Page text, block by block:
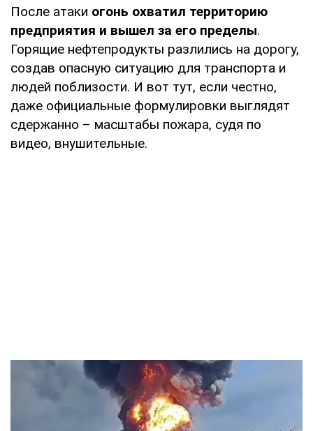
После атаки огонь охватил территорию
предприятия и вышел за его пределы.
Горящие нефтепродукты разлились на дорогу,
создав опасную ситуацию для транспорта и
людей поблизости. И вот тут, если честно,
даже официальные формулировки выглядят
сдержанно – масштабы пожара, судя по
видео, внушительные.